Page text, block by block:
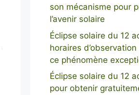
son mécanisme pour
l’avenir solaire
Éclipse solaire du 12
horaires
ce phénomène
Éclipse solaire du 12
pour obtenir